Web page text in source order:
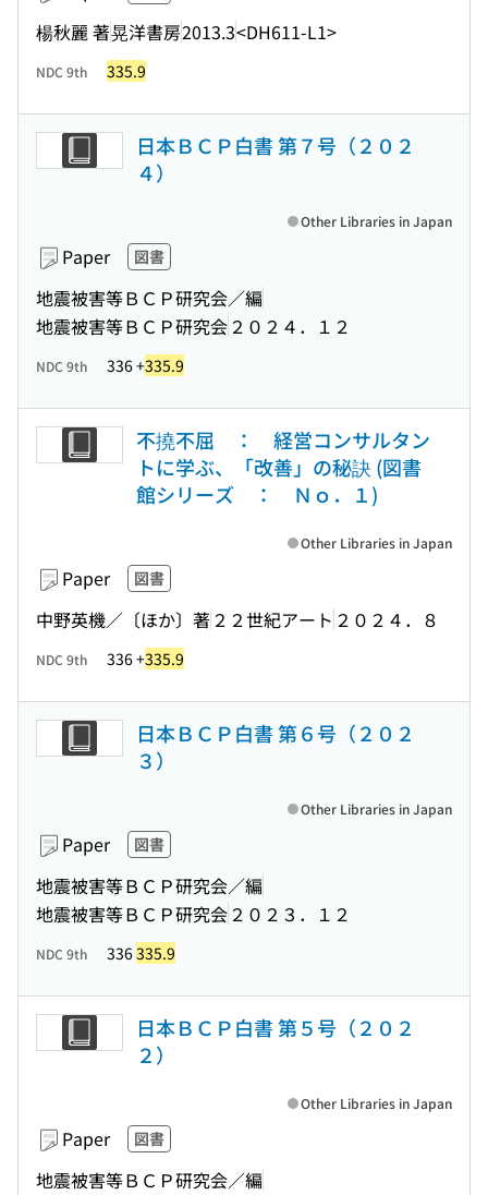
楊秋麗 著晃洋書房2013.3<DH611-L1>
NDC 9th 335.9
日本ＢＣＰ白書 第７号（２０２
４）
Paper 図書
地震被害等ＢＣＰ研究会／編
地震被害等ＢＣＰ研究会 ２０２４．１２
Other Libraries in Japan
NDC 9th 336 +335.9
不撓不屈 ： 経営コンサルタン
トに学ぶ、「改善」の秘訣 (図書
館シリーズ ： Ｎｏ．１)
Paper 図書
中野英機／〔ほか〕著 ２２世紀アート ２０２４．８
Other Libraries in Japan
NDC 9th 336 +335.9
日本ＢＣＰ白書 第６号（２０２
３）
Paper 図書
地震被害等ＢＣＰ研究会／編
地震被害等ＢＣＰ研究会 ２０２３．１２
Other Libraries in Japan
NDC 9th 336335.9
日本ＢＣＰ白書 第５号（２０２
２）
Paper 図書
地震被害等ＢＣＰ研究会／編
Other Libraries in Japan